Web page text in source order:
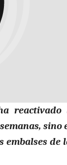
reactivado
sino
de